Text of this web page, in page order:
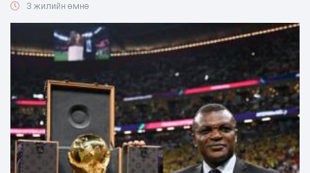
3 жилийн өмнө